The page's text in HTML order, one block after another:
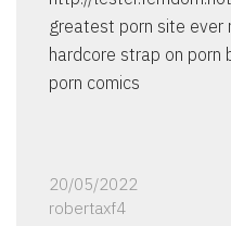
greatest porn site ever
hardcore strap on
porn comics
20/05/2022
robertaxf4